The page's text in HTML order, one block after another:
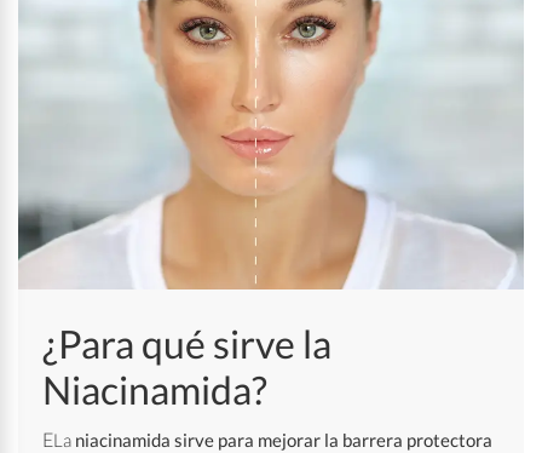
¿Para qué sirve la
Niacinamida?
ELa niacinamida sirve para mejorar la barrera protectora